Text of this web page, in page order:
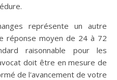
représente un autre
réponse moyen de 24 à 72
raisonnable pour les
doit être en mesure de
de l'avancement de votre